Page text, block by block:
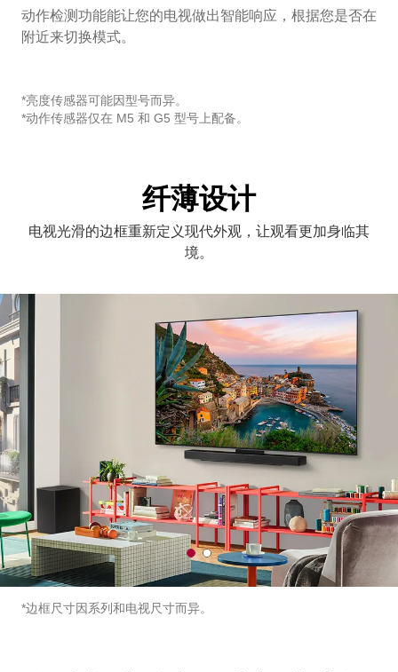
动作检测功能能让您的电视做出智能响应，根据您是否在
附近来切换模式。
*亮度传感器可能因型号而异。
*动作传感器仅在 M5 和 G5 型号上配备。
纤薄设计
电视光滑的边框重新定义现代外观，让观看更加身临其
境。
1
o
f
2
2
o
f
*边框尺寸因系列和电视尺寸而异。